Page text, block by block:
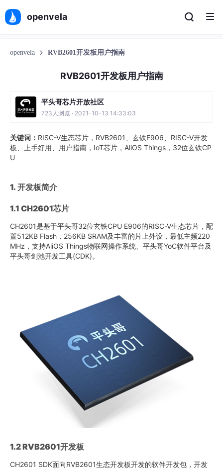
openvela
openvela RVB2601开发板用户指南
RVB2601开发板用户指南
平头哥芯片开放社区
723人浏览 · 2021-10-13 14:33:03
关键词： RISC-V生态芯片，RVB2601、玄铁E906、RISC-V开发
板、上手好用、用户指南，IoT芯片，AliOS Things，32位玄铁CP
U
1. 开发板简介
1.1 CH2601芯片
CH2601是基于平头哥32位玄铁CPU E906的RISC-V生态芯片，配
置512KB Flash，256KB SRAM及丰富的片上外设，最低主频220
MHz，支持AliOS Things物联网操作系统、平头哥YoC软件平台及
平头哥剑池开发工具(CDK)。
1.2 RVB2601开发板
CH2601 SDK面向RVB2601生态开发板开发的软件开发包，开发